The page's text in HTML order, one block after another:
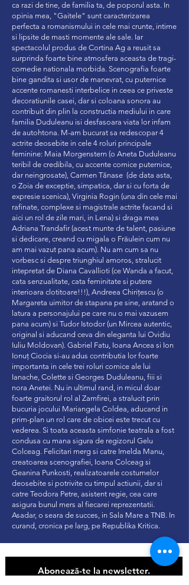
ca razi de tine, de familia ta, de poporul asta. In
opinia mea, "Gaitele" sunt caracterizarea
perfecta a romanismului in cele mai crunte, intime
si lipsite de masti momente ale sale. Iar
spectacolul produs de Cortina Ag a reusit sa
surprinda foarte bine atmosfera aceasta de tragi-
comedie nationala morbida. Scenografia foarte
bine gandita si usor de manevrat, cu puternice
accente romanesti interbelice in ceea ce priveste
decoratiunile casei, dar si coloana sonora au
contribuit din plin la constructia mediului in care
familia Duduleanu isi desfasoara viata lor infam
de autohtona. M-am bucurat sa redescopar 4
actrite deosebite in cele 4 roluri principale
feminine: Maia Morgenstern (o Aneta Duduleanu
teribil de credibila, cu accente comice puternice,
dar neingrosate), Carmen Tănase (de data asta,
o Zoia de exceptie, simpatica, dar si cu forta de
expresie scenica), Virginia Rogin (una din cele mai
rafinate, complexe si magistrale actrite facand si
aici un rol de zile mari, in Lena) si draga mea
Adriana Trandafir (acest munte de talent, pasiune
si dedicare, creand cu migala o Fräulein cum nu
am mai vazut pana acum). Nu am cum sa nu
vorbesc si despre triunghiul amoros, stralucit
intepretat de Diana Cavallioti (ce Wanda a facut,
cata senzualitate, cata feminitate si putere
interioara clotitoare!!!), Andreea Chirițescu (o
Margareta uimitor de stapana pe sine, aratand o
latura a personajului pe care nu o mai vazusem
pana acum) si Tudor Istodor (un Mircea autentic,
original si aducand ceva din eleganta lui Ovidiu
Iuliu Moldovan). Gabriel Fatu, Ioana Ancea si Ion
Ionuț Ciocia si-au adus contributia lor foarte
importanta in cele trei roluri comice ale lui
Ianache, Colette si Georges Duduleanu, fiii si
nora Anetei. Nu in ultimul rand, in micul doar
foarte graitorul rol al Zamfirei, a stralucit prin
bucuria jocului Mariangela Coldea, aducand in
prim-plan un rol care de obicei este trecut cu
vederea. Si toata aceasta simfonie teatrala a fost
condusa cu mana sigura de regizorul Gelu
Colceag. Felicitari merg si catre Imelda Manu,
creatoarea scenografiei, Ioana Colceag si
Geanina Punkosti, realizatoarele costumelor
deosebite si potrivite cu timpul actiunii, dar si
catre Teodora Petre, asistent regie, cea care
asigura bunul mers al fiecarei reprezentatii.
Asadar, o seara de succes, in Sala Mare a TNB. In
curand, cronica pe larg, pe Republika Kritica.
Abonează-te la newsletter.